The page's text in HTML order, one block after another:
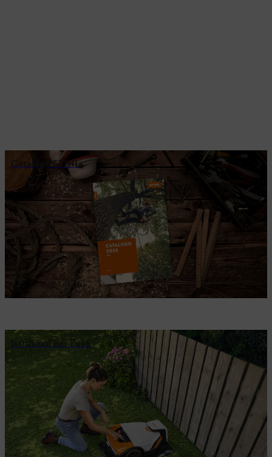
Catalogo STIHL
Istruzioni per l'uso